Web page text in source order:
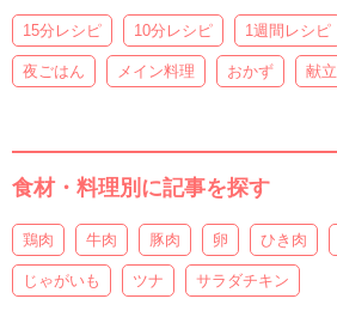
15分レシピ 10分レシピ 1週間レシピ
夜ごはん メイン料理 おかず 献立
食材・料理別に記事を探す
鶏肉 牛肉 豚肉 卵 ひき肉
じゃがいも ツナ サラダチキン